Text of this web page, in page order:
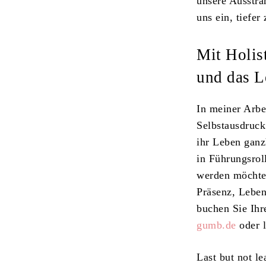
uns ein, tiefer
Mit
und das
In meiner
ihr Leben
in
werden
Präsenz,
buchen Sie
gumb.de oder
Last but not